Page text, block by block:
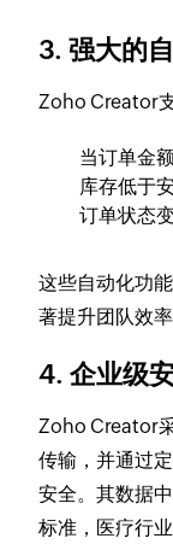
3. 强大的
Zoho Creator
当订单金
库存低于
订单状态
这些自动化功
著提升团队效率
4. 企业级
Zoho Creator
传输，并通过
安全。其数据
标准，医疗行